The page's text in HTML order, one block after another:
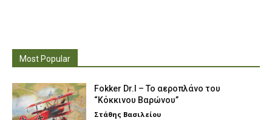
Most Popular
Fokker Dr.I – To αεροπλάνο του
“Κόκκινου Βαρώνου”
Στάθης Βασιλείου